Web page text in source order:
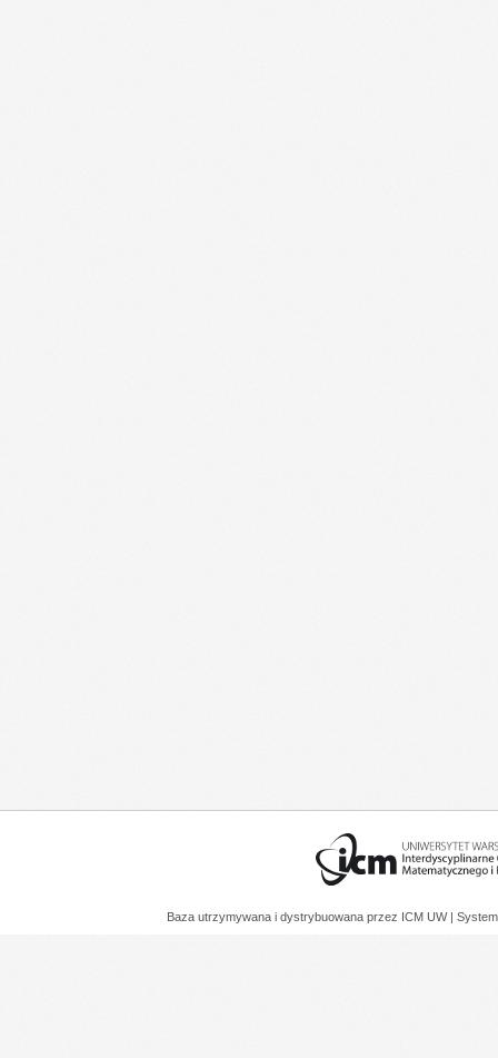
Baza utrzymywana i dystrybuowana przez ICM UW |